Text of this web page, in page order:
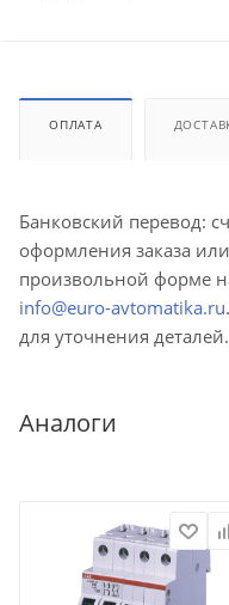
ОПЛАТА
Банковский перевод:
оформления заказа
произвольной форме
info@euro-avtomatika.ru
для уточнения деталей.
Аналоги